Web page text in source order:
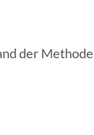
der Methode